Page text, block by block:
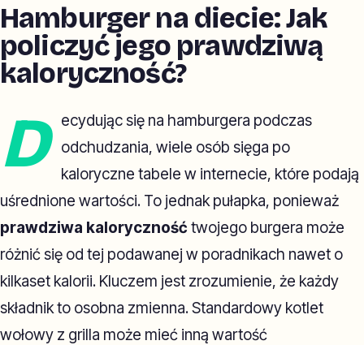
Hamburger na diecie: Jak
policzyć jego prawdziwą
kaloryczność?
D
ecydując się na hamburgera podczas
odchudzania, wiele osób sięga po
kaloryczne tabele w internecie, które podają
uśrednione wartości. To jednak pułapka, ponieważ
prawdziwa kaloryczność twojego burgera może
różnić się od tej podawanej w poradnikach nawet o
kilkaset kalorii. Kluczem jest zrozumienie, że każdy
składnik to osobna zmienna. Standardowy kotlet
wołowy z grilla może mieć inną wartość